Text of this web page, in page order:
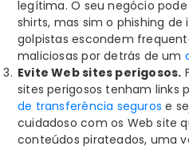
legítima. O seu negócio
shirts, mas sim o phishing de
golpistas escondem
maliciosas por detrás de um
Evite Web sites perigosos.
sites perigosos tenham links
de transferência seguros e
cuidadoso com os Web site
conteúdos pirateados, uma